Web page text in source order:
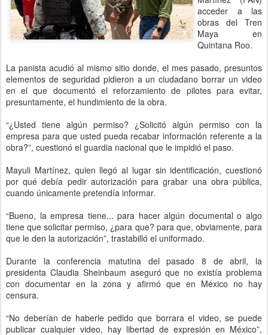
acceder a las
obras del Tren
Maya en
Quintana Roo.
La panista acudió al mismo sitio donde, el mes pasado, presuntos
elementos de seguridad pidieron a un ciudadano borrar un video
en el que documentó el reforzamiento de pilotes para evitar,
presuntamente, el hundimiento de la obra.
“¿Usted tiene algún permiso? ¿Solicitó algún permiso con la
empresa para que usted pueda recabar información referente a la
obra?”, cuestionó el guardia nacional que le impidió el paso.
Mayuli Martínez, quien llegó al lugar sin identificación, cuestionó
por qué debía pedir autorización para grabar una obra pública,
cuando únicamente pretendía informar.
“Bueno, la empresa tiene... para hacer algún documental o algo
tiene que solicitar permiso, ¿para que? para que, obviamente, para
que le den la autorización”, trastabilló el uniformado.
Durante la conferencia matutina del pasado 8 de abril, la
presidenta Claudia Sheinbaum aseguró que no existía problema
con documentar en la zona y afirmó que en México no hay
censura.
“No deberían de haberle pedido que borrara el video, se puede
publicar cualquier video, hay libertad de expresión en México”,